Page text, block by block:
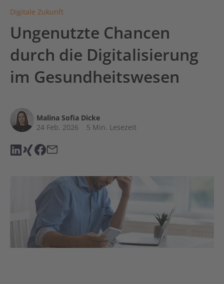
Digitale Zukunft
Ungenutzte Chancen
durch die Digitalisierung
im Gesundheitswesen
Malina Sofia Dicke
24 Feb. 2026
5 Min. Lesezeit